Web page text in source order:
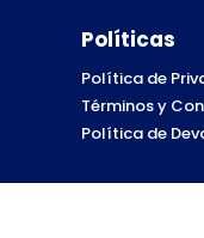
Políticas
Política de
Términos y
Política de